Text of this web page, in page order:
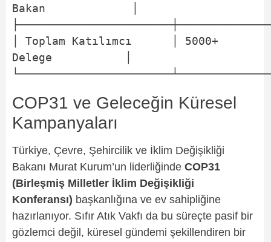
Bakan             │
│ Toplam Katılımcı      │ 5000+
Delege           │
COP31 ve Geleceğin Küresel
Kampanyaları
Türkiye, Çevre, Şehircilik ve İklim Değişikliği
Bakanı Murat Kurum’un liderliğinde COP31
(Birleşmiş Milletler İklim Değişikliği
Konferansı) başkanlığına ve ev sahipliğine
hazırlanıyor. Sıfır Atık Vakfı da bu süreçte pasif bir
gözlemci değil, küresel gündemi şekillendiren bir